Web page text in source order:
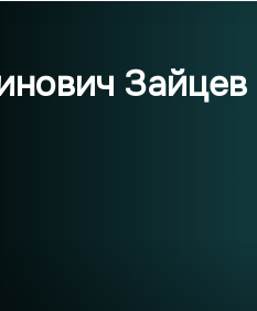
Зайцев